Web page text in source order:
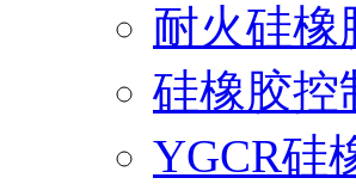
耐火硅橡
硅橡胶控
YGCR硅